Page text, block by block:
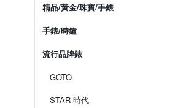
精品/黃金/珠寶/手錶
手錶/時鐘
流行品牌錶
GOTO
STAR 時代